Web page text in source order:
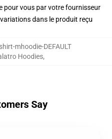
pour vous par votre fournisseur
dans le produit reçu
mhoodie-DEFAULT
Hoodies,
Say